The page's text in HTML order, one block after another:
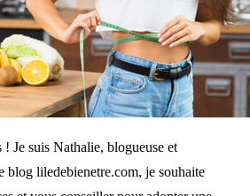
Je suis Nathalie, blogueuse et
blog liledebienetre.com, je souhaite